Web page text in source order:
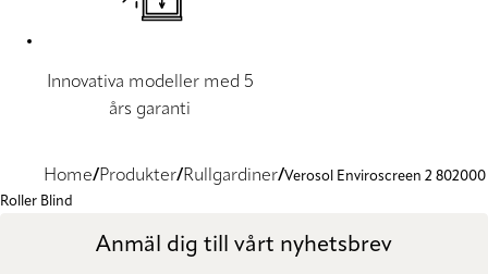
Innovativa modeller med 5
års garanti
Home Produkter Rullgardiner Verosol Enviroscreen 2 802000
Roller Blind
Anmäl dig till vårt nyhetsbrev